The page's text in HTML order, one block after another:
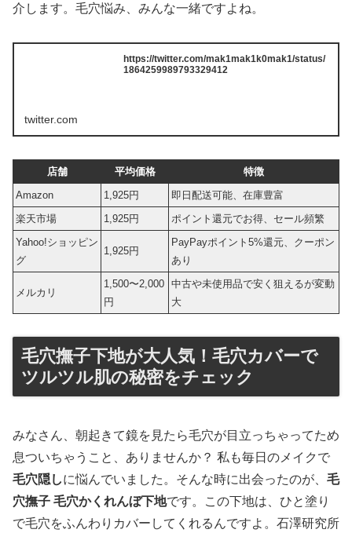
介します。毛穴悩み、みんな一緒ですよね。
https://twitter.com/mak1mak1k0mak1/status/
1864259989793329412
twitter.com
店舗 平均価格
特徴
Amazon
1,925円
即日配送可能、在庫豊富
楽天市場
1,925円
ポイント還元でお得、セール頻繁
Yahoo!ショッピン
グ
1,925円
PayPayポイント5%還元、クーポン
あり
メルカリ
1,500〜2,000
円
中古や未使用品で安く狙えるが変動
大
毛穴撫子下地が大人気！毛穴カバーで
ツルツル肌の秘密をチェック
みなさん、朝起きて鏡を見たら毛穴が目立っちゃってため
息ついちゃうこと、ありませんか？ 私も毎日のメイクで
毛穴隠しに悩んでいました。そんな時に出会ったのが、 毛
穴撫子 毛穴かくれんぼ下地です。この下地は、ひと塗り
で毛穴をふんわりカバーしてくれるんですよ。石澤研究所